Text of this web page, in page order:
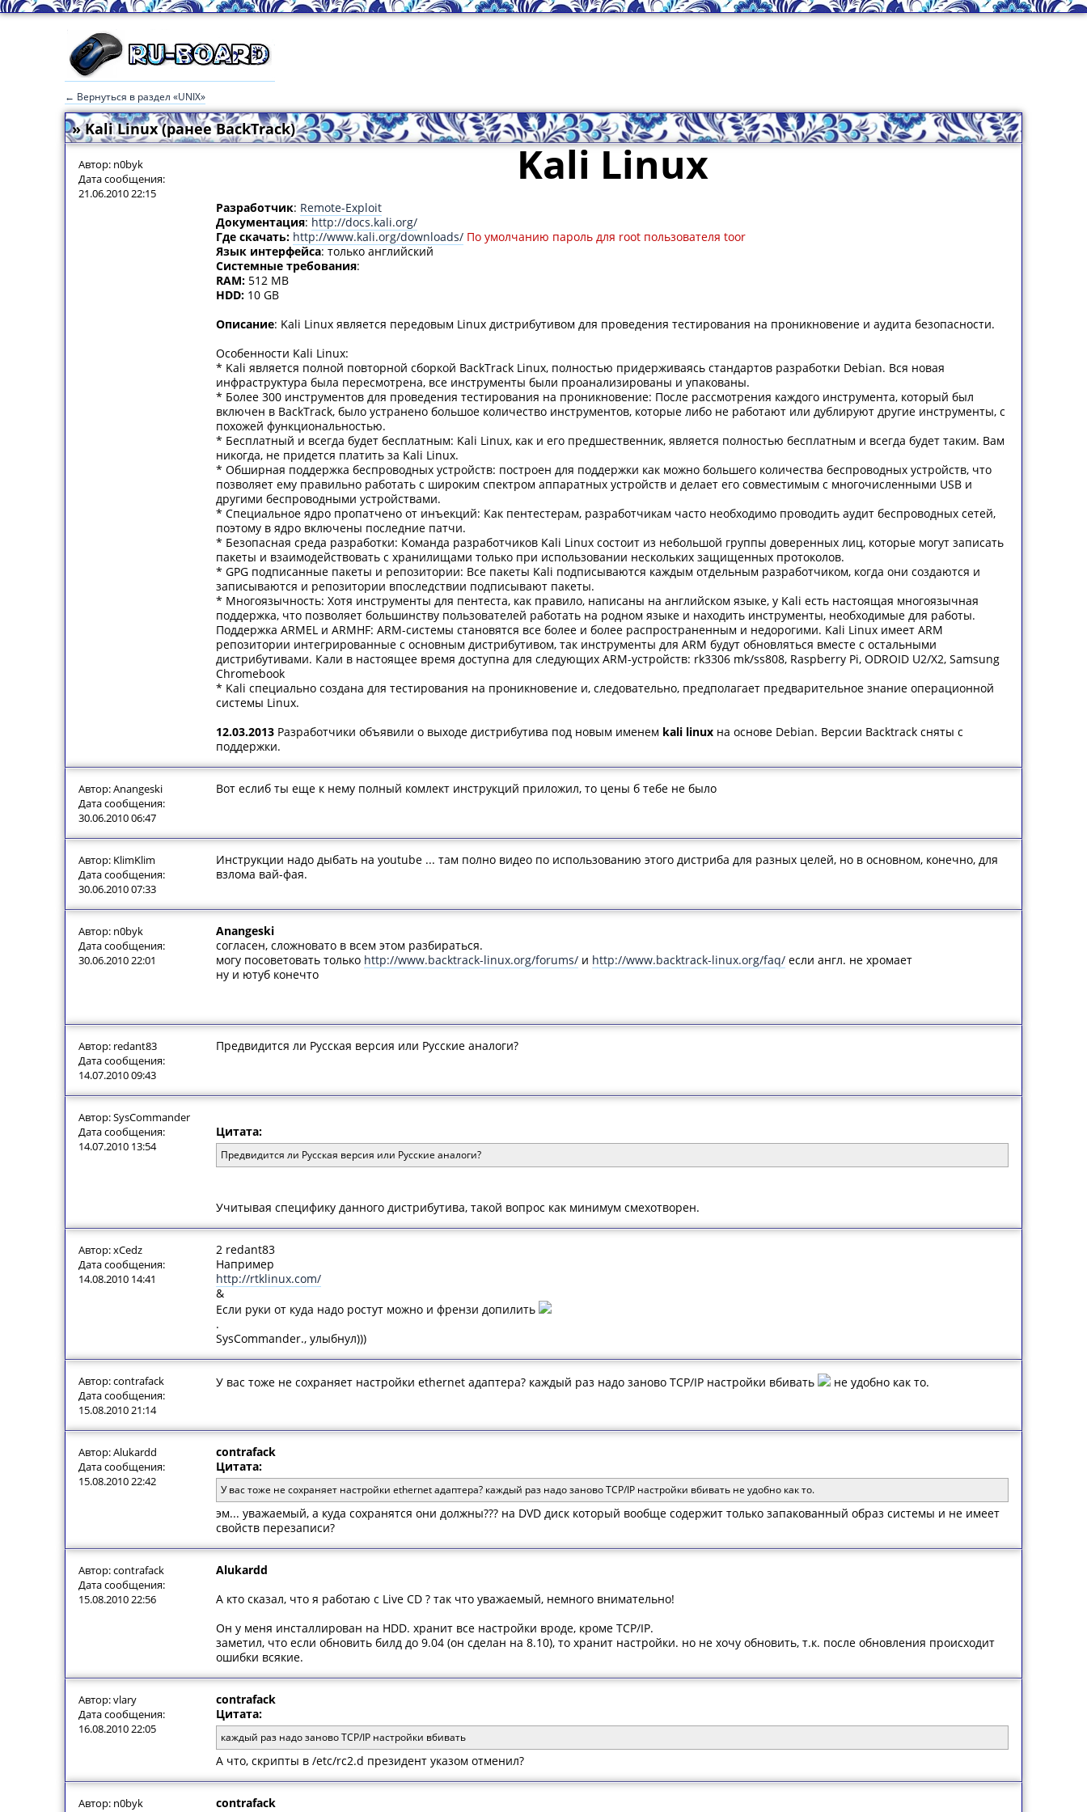
← Вернуться в раздел «UNIX»
» Kali Linux (ранее BackTrack)
Автор: n0byk
Дата сообщения:
21.06.2010 22:15
Kali Linux
Разработчик: Remote-Exploit
Документация: http://docs.kali.org/
Где скачать: http://www.kali.org/downloads/ По умолчанию пароль для root пользователя toor
Язык интерфейса: только английский
Системные требования:
RAM: 512 MB
HDD: 10 GB
Описание: Kali Linux является передовым Linux дистрибутивом для проведения тестирования на проникновение и аудита безопасности.
Особенности Kali Linux:
* Kali является полной повторной сборкой BackTrack Linux, полностью придерживаясь стандартов разработки Debian. Вся новая
инфраструктура была пересмотрена, все инструменты были проанализированы и упакованы.
* Более 300 инструментов для проведения тестирования на проникновение: После рассмотрения каждого инструмента, который был
включен в BackTrack, было устранено большое количество инструментов, которые либо не работают или дублируют другие инструменты, с
похожей функциональностью.
* Бесплатный и всегда будет бесплатным: Kali Linux, как и его предшественник, является полностью бесплатным и всегда будет таким. Вам
никогда, не придется платить за Kali Linux.
* Обширная поддержка беспроводных устройств: построен для поддержки как можно большего количества беспроводных устройств, что
позволяет ему правильно работать с широким спектром аппаратных устройств и делает его совместимым с многочисленными USB и
другими беспроводными устройствами.
* Специальное ядро пропатчено от инъекций: Как пентестерам, разработчикам часто необходимо проводить аудит беспроводных сетей,
поэтому в ядро включены последние патчи.
* Безопасная среда разработки: Команда разработчиков Kali Linux состоит из небольшой группы доверенных лиц, которые могут записать
пакеты и взаимодействовать с хранилищами только при использовании нескольких защищенных протоколов.
* GPG подписанные пакеты и репозитории: Все пакеты Kali подписываются каждым отдельным разработчиком, когда они создаются и
записываются и репозитории впоследствии подписывают пакеты.
* Многоязычность: Хотя инструменты для пентеста, как правило, написаны на английском языке, у Kali есть настоящая многоязычная
поддержка, что позволяет большинству пользователей работать на родном языке и находить инструменты, необходимые для работы.
Поддержка ARMEL и ARMHF: ARM-системы становятся все более и более распространенным и недорогими. Kali Linux имеет ARM
репозитории интегрированные с основным дистрибутивом, так инструменты для ARM будут обновляться вместе с остальными
дистрибутивами. Кали в настоящее время доступна для следующих ARM-устройств: rk3306 mk/ss808, Raspberry Pi, ODROID U2/X2, Samsung
Chromebook
* Kali специально создана для тестирования на проникновение и, следовательно, предполагает предварительное знание операционной
системы Linux.
12.03.2013 Разработчики объявили о выходе дистрибутива под новым именем kali linux на основе Debian. Версии Backtrack сняты с
поддержки.
Автор: Anangeski
Дата сообщения:
30.06.2010 06:47
Вот еслиб ты еще к нему полный комлект инструкций приложил, то цены б тебе не было
Автор: KlimKlim
Дата сообщения:
30.06.2010 07:33
Инструкции надо дыбать на youtube ... там полно видео по использованию этого дистриба для разных целей, но в основном, конечно, для
взлома вай-фая.
Автор: n0byk
Дата сообщения:
30.06.2010 22:01
Anangeski
согласен, сложновато в всем этом разбираться.
могу посоветовать только http://www.backtrack-linux.org/forums/ и http://www.backtrack-linux.org/faq/ если англ. не хромает
ну и ютуб конечто
Автор: redant83
Дата сообщения:
14.07.2010 09:43
Предвидится ли Русская версия или Русские аналоги?
Автор: SysCommander
Дата сообщения:
14.07.2010 13:54
Цитата:
Предвидится ли Русская версия или Русские аналоги?
Учитывая специфику данного дистрибутива, такой вопрос как минимум смехотворен.
Автор: xCedz
Дата сообщения:
14.08.2010 14:41
2 redant83
Например
http://rtklinux.com/
&
Если руки от куда надо рoстут можно и френзи допилить
.
SysCommander., улыбнул)))
Автор: contrafack
Дата сообщения:
15.08.2010 21:14
У вас тоже не сохраняет настройки ethernet адаптера? каждый раз надо заново TCP/IP настройки вбивать не удобно как то.
Автор: Alukardd
Дата сообщения:
15.08.2010 22:42
contrafack
Цитата:
У вас тоже не сохраняет настройки ethernet адаптера? каждый раз надо заново TCP/IP настройки вбивать не удобно как то.
эм... уважаемый, а куда сохранятся они должны??? на DVD диск который вообще содержит только запакованный образ системы и не имеет
свойств перезаписи?
Автор: contrafack
Дата сообщения:
15.08.2010 22:56
Alukardd
А кто сказал, что я работаю с Live CD ? так что уважаемый, немного внимательно!
Он у меня инсталлирован на HDD. хранит все настройки вроде, кроме TCP/IP.
заметил, что если обновить билд до 9.04 (он сделан на 8.10), то хранит настройки. но не хочу обновить, т.к. после обновления происходит
ошибки всякие.
Автор: vlary
Дата сообщения:
16.08.2010 22:05
contrafack
Цитата:
каждый раз надо заново TCP/IP настройки вбивать
А что, скрипты в /etc/rc2.d президент указом отменил?
Автор: n0byk
contrafack